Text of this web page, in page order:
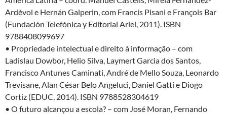
Ardèvol e Hernán Galperin, com Francis Pisani e François Bar
(Fundación Telefónica y Editorial Ariel, 2011). ISBN
9788408099697
• Propriedade intelectual e direito à informação – com
Ladislau Dowbor, Helio Silva, Laymert Garcia dos Santos,
Francisco Antunes Caminati, André de Mello Souza, Leonardo
Trevisane, Alan César Belo Angeluci, Daniel Gatti e Diogo
Cortiz (EDUC, 2014). ISBN 9788528304619
• O futuro alcançou a escola? – com José Moran, Fernando